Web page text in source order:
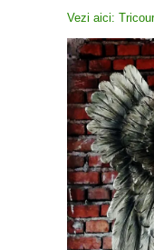
Vezi aici: